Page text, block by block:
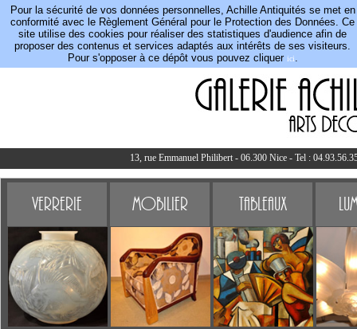
Pour la sécurité de vos données personnelles, Achille Antiquités se met en
conformité avec le Règlement Général pour le Protection des Données. Ce
site utilise des cookies pour réaliser des statistiques d'audience afin de
proposer des contenus et services adaptés aux intérêts de ses visiteurs.
Pour s'opposer à ce dépôt vous pouvez cliquer ici.
13, rue Emmanuel Philibert - 06.300 Nice - Tel :
Verrerie Mobilier Tableaux